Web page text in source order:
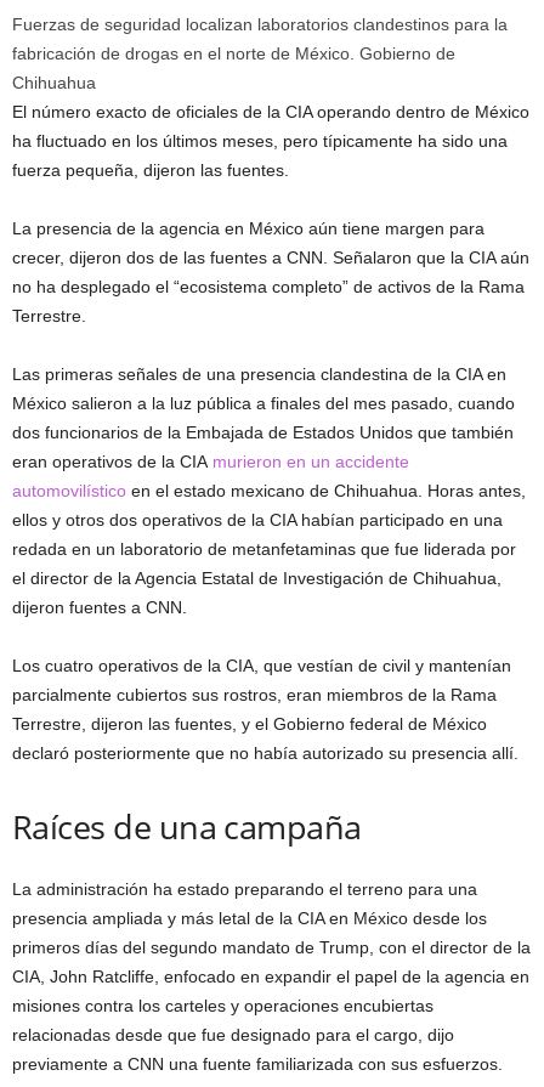
Fuerzas de seguridad localizan laboratorios clandestinos para la
fabricación de drogas en el norte de México. Gobierno de
Chihuahua
El número exacto de oficiales de la CIA operando dentro de México
ha fluctuado en los últimos meses, pero típicamente ha sido una
fuerza pequeña, dijeron las fuentes.
La presencia de la agencia en México aún tiene margen para
crecer, dijeron dos de las fuentes a CNN. Señalaron que la CIA aún
no ha desplegado el “ecosistema completo” de activos de la Rama
Terrestre.
Las primeras señales de una presencia clandestina de la CIA en
México salieron a la luz pública a finales del mes pasado, cuando
dos funcionarios de la Embajada de Estados Unidos que también
eran operativos de la CIA murieron en un accidente
automovilístico en el estado mexicano de Chihuahua. Horas antes,
ellos y otros dos operativos de la CIA habían participado en una
redada en un laboratorio de metanfetaminas que fue liderada por
el director de la Agencia Estatal de Investigación de Chihuahua,
dijeron fuentes a CNN.
Los cuatro operativos de la CIA, que vestían de civil y mantenían
parcialmente cubiertos sus rostros, eran miembros de la Rama
Terrestre, dijeron las fuentes, y el Gobierno federal de México
declaró posteriormente que no había autorizado su presencia allí.
Raíces de una campaña
La administración ha estado preparando el terreno para una
presencia ampliada y más letal de la CIA en México desde los
primeros días del segundo mandato de Trump, con el director de la
CIA, John Ratcliffe, enfocado en expandir el papel de la agencia en
misiones contra los carteles y operaciones encubiertas
relacionadas desde que fue designado para el cargo, dijo
previamente a CNN una fuente familiarizada con sus esfuerzos.